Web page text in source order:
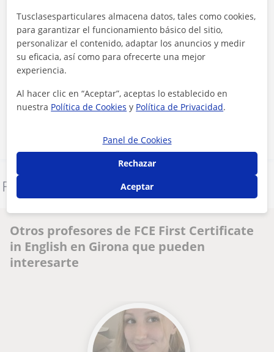
Al hacer clic, aceptas nuestro
Contactar ahora
Otros profesores de FCE First Certificate
in English en Girona que pueden
interesarte
Tusclasesparticulares almacena datos, tales como cookies,
para garantizar el funcionamiento básico del sitio,
personalizar el contenido, adaptar los anuncios y medir
su eficacia, así como para ofrecerte una mejor
experiencia.
Al hacer clic en “Aceptar”, aceptas lo establecido en
nuestra Política de Cookies y Política de Privacidad.
Panel de Cookies
Rechazar
Aceptar